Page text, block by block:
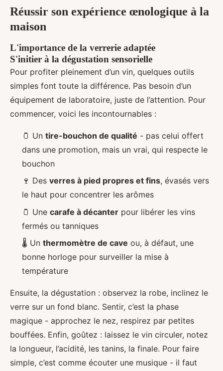
Réussir son expérience œnologique à la
maison
L'importance de la verrerie adaptée
S'initier à la dégustation sensorielle
Pour profiter pleinement d’un vin, quelques outils
simples font toute la différence. Pas besoin d’un
équipement de laboratoire, juste de l’attention. Pour
commencer, voici les incontournables :
🫙 Un tire-bouchon de qualité - pas celui offert
dans une promotion, mais un vrai, qui respecte le
bouchon
🍷 Des verres à pied propres et fins, évasés vers
le haut pour concentrer les arômes
🫙 Une carafe à décanter pour libérer les vins
fermés ou tanniques
🌡️ Un thermomètre de cave ou, à défaut, une
bonne horloge pour surveiller la mise à
température
Ensuite, la dégustation : observez la robe, inclinez le
verre sur un fond blanc. Sentir, c’est la phase
magique - approchez le nez, respirez par petites
bouffées. Enfin, goûtez : laissez le vin circuler, notez
la longueur, l’acidité, les tanins, la finale. Pour faire
simple, c’est comme écouter une musique - il faut